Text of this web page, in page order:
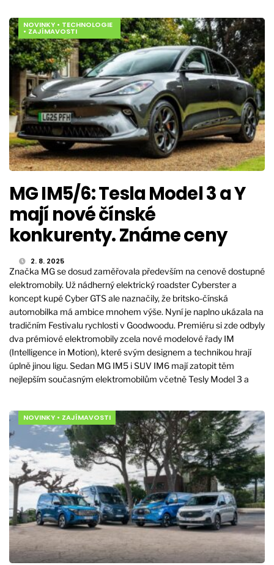
NOVINKY • TECHNOLOGIE
• ZAJÍMAVOSTI
MG IM5/6: Tesla Model 3 a Y
mají nové čínské
konkurenty. Známe ceny
2. 8. 2025
Značka MG se dosud zaměřovala především na cenově dostupné
elektromobily. Už nádherný elektrický roadster Cyberster a
koncept kupé Cyber GTS ale naznačily, že britsko-čínská
automobilka má ambice mnohem výše. Nyní je naplno ukázala na
tradičním Festivalu rychlosti v Goodwoodu. Premiéru si zde odbyly
dva prémiové elektromobily zcela nové modelové řady IM
(Intelligence in Motion), které svým designem a technikou hrají
úplně jinou ligu. Sedan MG IM5 i SUV IM6 mají zatopit těm
nejlepším současným elektromobilům včetně Tesly Model 3 a
NOVINKY • ZAJÍMAVOSTI